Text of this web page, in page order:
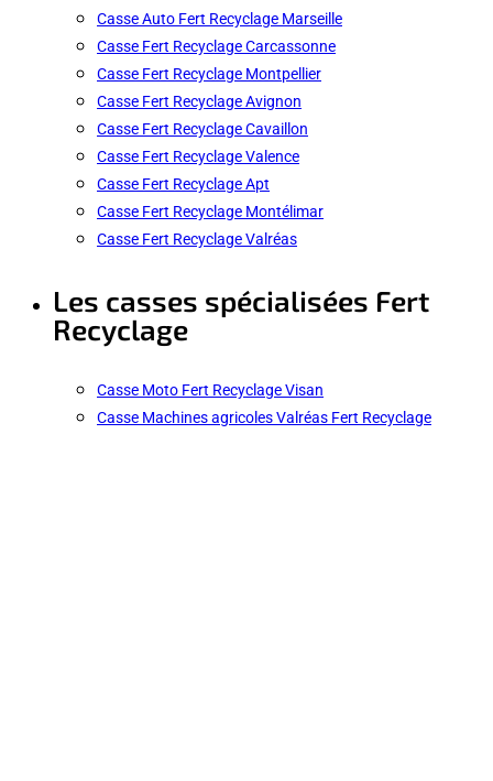
Casse Auto Fert Recyclage Marseille
Casse Fert Recyclage Carcassonne
Casse Fert Recyclage Montpellier
Casse Fert Recyclage Avignon
Casse Fert Recyclage Cavaillon
Casse Fert Recyclage Valence
Casse Fert Recyclage Apt
Casse Fert Recyclage Montélimar
Casse Fert Recyclage Valréas
Les casses spécialisées Fert
Recyclage
Casse Moto Fert Recyclage Visan
Casse Machines agricoles Valréas Fert Recyclage